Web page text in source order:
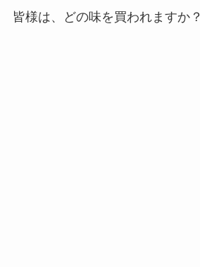
皆様は、どの味を買われますか？